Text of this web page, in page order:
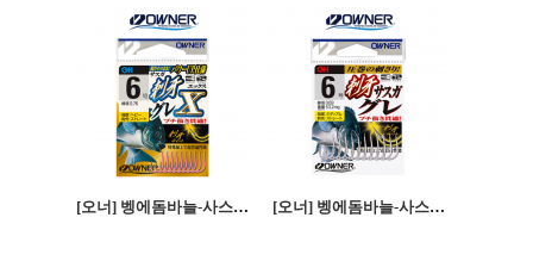
[오너] 벵에돔바늘-사스가구레X [오너] 벵에돔바늘-사스가구레